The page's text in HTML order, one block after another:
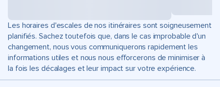
Les horaires d'escales de nos itinéraires sont soigneusement
planifiés. Sachez toutefois que, dans le cas improbable d'un
changement, nous vous communiquerons rapidement les
informations utiles et nous nous efforcerons de minimiser à
la fois les décalages et leur impact sur votre expérience.